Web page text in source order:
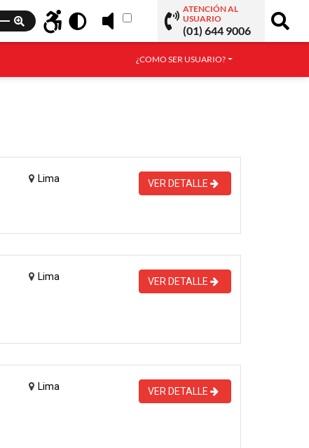
ATENCIÓN AL
USUARIO
(01) 644 9006
¿COMO SER USUARIO?
Lima VER DETALLE
Lima VER DETALLE
Lima VER DETALLE